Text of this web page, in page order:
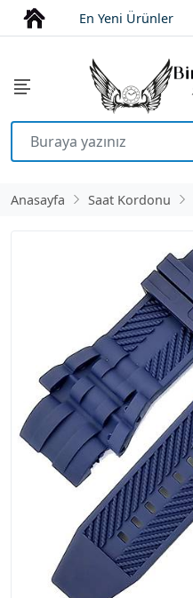
En Yeni Ürünler
Anasayfa Saat Kordonu